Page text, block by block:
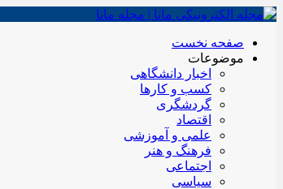
صفحه نخست
موضوعات
اخبار دانشگاهی
کسب و کارها
گردشگری
اقتصاد
علمی و آموزشی
فرهنگ و هنر
اجتماعی
سیاسی